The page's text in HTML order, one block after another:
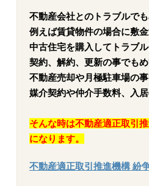
不動産会社とのトラブルで
例えば賃貸物件の場合に敷
中古住宅を購入してトラブ
契約、解約、更新の事でもめ
不動産売却や月極駐車場の事
媒介契約や仲介手数料、入
そんな時は不動産適正取引
になります。
不動産適正取引推進機構 紛